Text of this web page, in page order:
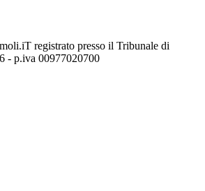
registrato presso il Tribunale di
- p.iva 00977020700